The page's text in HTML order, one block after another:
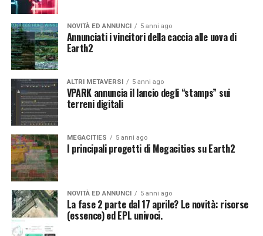
NOVITÀ ED ANNUNCI 5 anni ago
Annunciati i vincitori della caccia alle uova di
Earth2
ALTRI METAVERSI 5 anni ago
VPARK annuncia il lancio degli “stamps” sui
terreni digitali
MEGACITIES 5 anni ago
I principali progetti di Megacities su Earth2
NOVITÀ ED ANNUNCI 5 anni ago
La fase 2 parte dal 17 aprile? Le novità: risorse
(essence) ed EPL univoci.